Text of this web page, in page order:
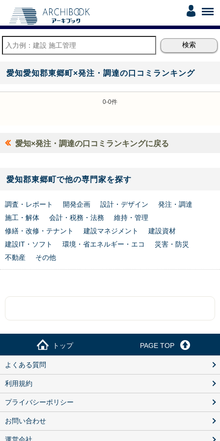
愛知愛知郡東郷町×発注・調達の口コミランキング
0-0件
愛知×発注・調達の口コミランキングに戻る
愛知郡東郷町で他の専門家を探す
調査・レポート 開発企画 設計・デザイン
発注・調達
施工・解体
会計・税務・法務
維持・管理
修繕・改修・テナント
建設マネジメント
建設資材
建設IT・ソフト
環境・省エネルギー・エコ
災害・防災
不動産
その他
トップ PAGE TOP
よくある質問
利用規約
プライバシーポリシー
お問い合わせ
運営会社